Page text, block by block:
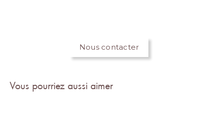
Nous contacter
Vous pourriez aussi aimer